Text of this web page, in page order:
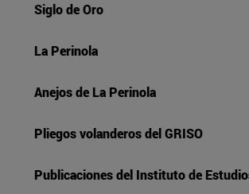
Siglo de Oro
La Perinola
Anejos de La Perinola
Pliegos volanderos del GRISO
Publicaciones del Instituto de